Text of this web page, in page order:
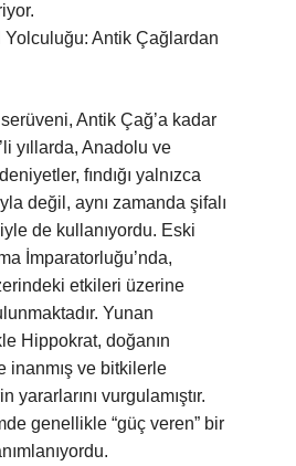
Yolculuğu: Antik Çağlardan
serüveni, Antik Çağ’a kadar
yıllarda, Anadolu ve
fındığı yalnızca
değil, aynı zamanda şifalı
de kullanıyordu. Eski
İmparatorluğu’nda,
etkileri üzerine
Yunan
Hippokrat, doğanın
inanmış ve bitkilerle
yararlarını vurgulamıştır.
genellikle “güç veren” bir